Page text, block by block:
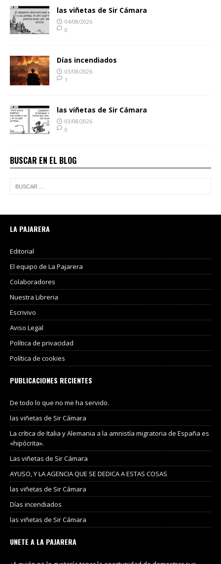
las viñetas de Sir Cámara
04/08/2026
0
Días incendiados
03/08/2026
1
las viñetas de Sir Cámara
03/08/2026
0
BUSCAR EN EL BLOG
LA PAJARERA
Editorial
El equipo de La Pajarera
Colaboradores
Nuestra Libreria
Escrivivo
Aviso Legal
Política de privacidad
Política de cookies
PUBLICACIONES RECIENTES
De todo lo que no me ha servido.
las viñetas de Sir Cámara
La crítica de Italia y Alemania a la amnistía migratoria de España es
«hipócrita».
Las viñetas de Sir Cámara
AYUSO, Y LA AGENCIA QUE SE DEDICA A ESTAS COSAS
las viñetas de Sir Cámara
Días incendiados
las viñetas de Sir Cámara
UNETE A LA PAJARERA